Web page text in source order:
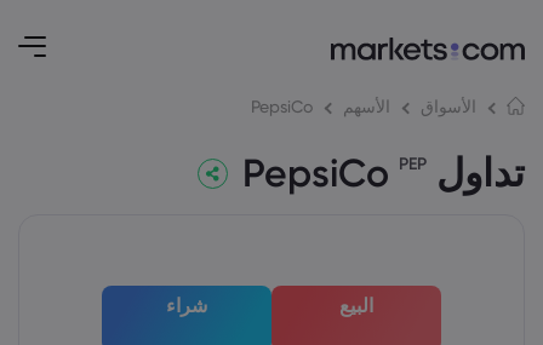
الأسواق الأسهم PepsiCo
تداول PepsiCo PEP
البيع شراء